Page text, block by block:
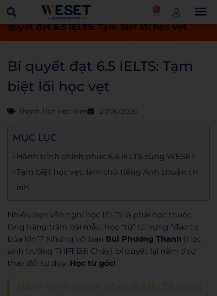
0
Trang chủ Thành tích học viên
Bí
quyết đạt 6.5 IELTS: Tạm biệt lối học vẹt
Bí quyết đạt 6.5 IELTS: Tạm
biệt lối học vẹt
Thành Tích Học Viên 27/06/2026
MỤC LỤC
Hành trình chinh phục 6.5 IELTS cùng WESET
Tạm biệt học vẹt, làm chủ tiếng Anh chuẩn ch
ỉnh
Nhiều bạn vẫn nghĩ học IELTS là phải học thuộc
lòng hàng trăm bài mẫu, học “tủ” từ vựng “đao to
búa lớn”? Nhưng với bạn Bùi Phương Thanh (Học
sinh trường THPT Bãi Cháy), bí quyết lại nằm ở sự
thay đổi tư duy: Học từ gốc!
Hành trình chinh phục 6.5 IELTS cùng